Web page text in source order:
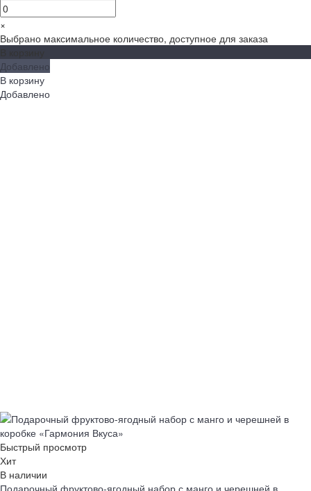
×
Выбрано максимальное количество, доступное для заказа
Добавлено
В корзину
Добавлено
Быстрый просмотр
Хит
В наличии
Подарочный фруктово-ягодный набор с манго и черешней в